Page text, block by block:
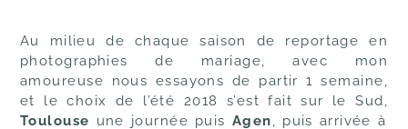
Au milieu de chaque saison de reportage en
photographies de mariage, avec mon
amoureuse nous essayons de partir 1 semaine,
et le choix de l’été 2018 s’est fait sur leSud,
Toulouse une journée puis Agen , puis arrivée à